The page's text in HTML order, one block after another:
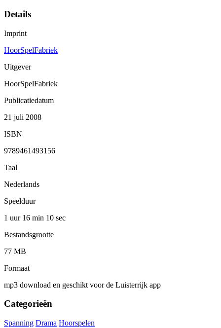
Details
Imprint
HoorSpelFabriek
Uitgever
HoorSpelFabriek
Publicatiedatum
21 juli 2008
ISBN
9789461493156
Taal
Nederlands
Speelduur
1 uur 16 min 10 sec
Bestandsgrootte
77 MB
Formaat
mp3 download en geschikt voor de Luisterrijk app
Categorieën
Spanning Drama Hoorspelen